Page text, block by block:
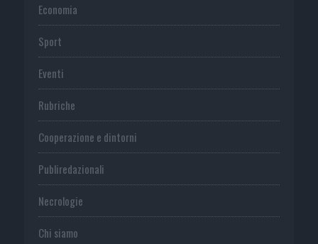
Economia
Sport
Eventi
Rubriche
Cooperazione e dintorni
Publiredazionali
Necrologie
Chi siamo